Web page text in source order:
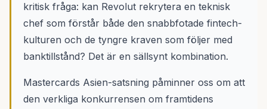
kritisk fråga: kan Revolut rekrytera en teknisk
chef som förstår både den snabbfotade fintech-
kulturen och de tyngre kraven som följer med
banktillstånd? Det är en sällsynt kombination.
Mastercards Asien-satsning påminner oss om att
den verkliga konkurrensen om framtidens